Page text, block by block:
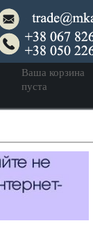
Ваша корзина
пуста